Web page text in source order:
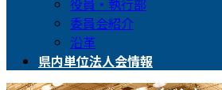
役員・執行部
委員会紹介
沿革
県内単位法人会情報